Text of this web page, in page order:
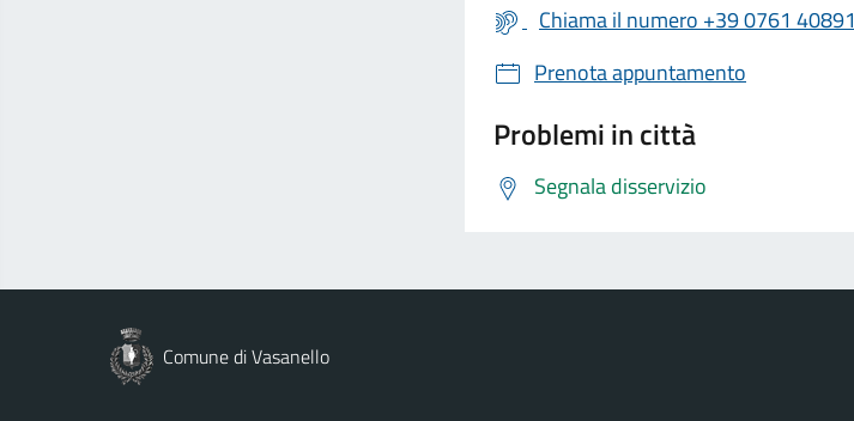
Chiama il numero +39 0761 40891
Prenota appuntamento
Problemi in città
Segnala disservizio
Comune di Vasanello